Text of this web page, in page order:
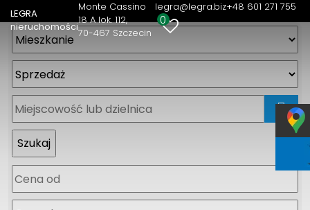
LEGRA
nieruchomości
Monte Cassino
18 A lok. 112
70-467 Szczecin
legra@legra.biz+48 601 271 755
0
mapa